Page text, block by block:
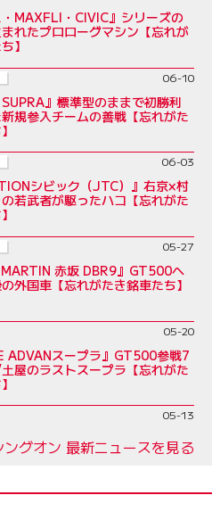
・MAXFLI・CIVIC』シリーズの
れたプロローグマシン【忘れが
】
06-10
SUPRA』標準型のままで初勝利
規参入チームの善戦【忘れがた
06-03
シビック（JTC）』右京×村
若武者が駆ったハコ【忘れがた
05-27
MARTIN 赤坂 DBR9』GT500へ
外国車【忘れがたき銘車たち】
05-20
ADVANスープラ』GT500参戦7
屋のラストスープラ【忘れがた
05-13
グオン 最新ニュースを見る